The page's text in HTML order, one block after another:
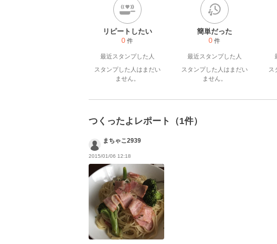
リピートしたい
0 件
最近スタンプした人
スタンプした人はまだい
ません。
簡単だった
0 件
最近スタンプした人
スタンプした人はまだい
ません。
ス
つくったよレポート（1件）
まちゃこ2939
2015/01/06 12:18